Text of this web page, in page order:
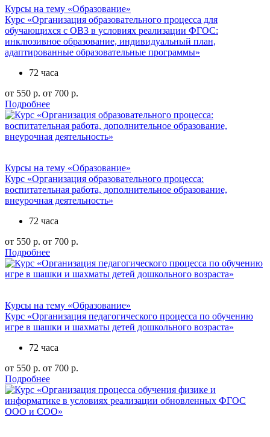
Курсы на тему «Образование»
Курс «Организация образовательного процесса для
обучающихся с ОВ3 в условиях реализации ФГОС:
инклюзивное образование, индивидуальный план,
адаптированные образовательные программы»
72 часа
от 550 р. от 700 р.
Подробнее
Курсы на тему «Образование»
Курс «Организация образовательного процесса:
воспитательная работа, дополнительное образование,
внеурочная деятельность»
72 часа
от 550 р. от 700 р.
Подробнее
Курсы на тему «Образование»
Курс «Организация педагогического процесса по обучению
игре в шашки и шахматы детей дошкольного возраста»
72 часа
от 550 р. от 700 р.
Подробнее